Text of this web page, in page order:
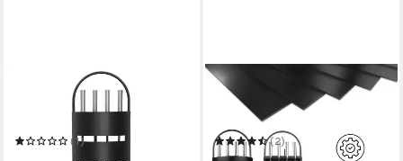
Kamingarnitur Kaminbesteck
6-tlg. Kaminwerkzeuge
Ständer Kaminreinigungs Set
(1)
UVP 59,90 €
FIVMEN
Kamingarnitur 5 teilig
Kaminzubehör Edelstahl
Kaminofen Kaminbesteck
(2)
22,99 € UVP46,99 €